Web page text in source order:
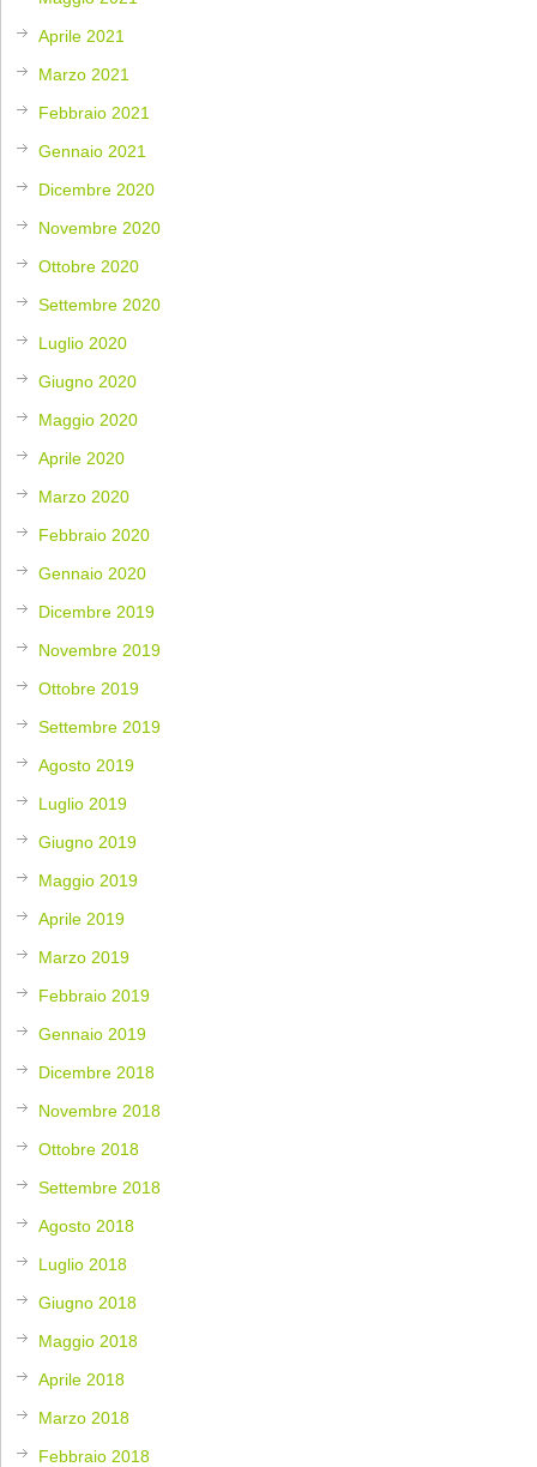
Aprile 2021
Marzo 2021
Febbraio 2021
Gennaio 2021
Dicembre 2020
Novembre 2020
Ottobre 2020
Settembre 2020
Luglio 2020
Giugno 2020
Maggio 2020
Aprile 2020
Marzo 2020
Febbraio 2020
Gennaio 2020
Dicembre 2019
Novembre 2019
Ottobre 2019
Settembre 2019
Agosto 2019
Luglio 2019
Giugno 2019
Maggio 2019
Aprile 2019
Marzo 2019
Febbraio 2019
Gennaio 2019
Dicembre 2018
Novembre 2018
Ottobre 2018
Settembre 2018
Agosto 2018
Luglio 2018
Giugno 2018
Maggio 2018
Aprile 2018
Marzo 2018
Febbraio 2018